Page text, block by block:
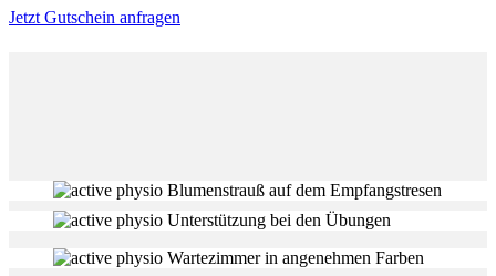
Jetzt Gutschein anfragen